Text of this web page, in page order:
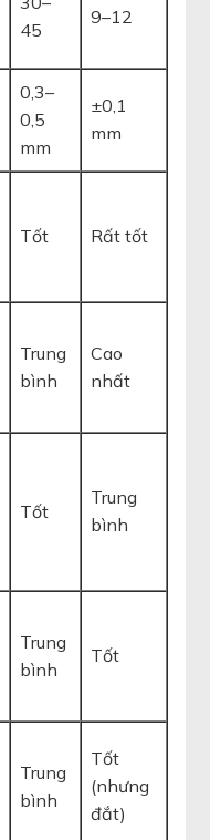
45
9–12
0,3–
0,5
mm
±0,1
mm
Tốt Rất tốt
Trung
bình
Cao
nhất
Tốt
Trung
bình
Trung
bình
Tốt
Trung
bình
Tốt
(nhưng
đắt)